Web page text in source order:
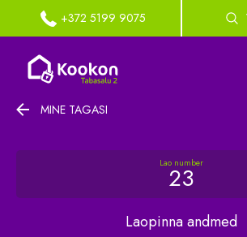
+372 5199 9075
MINE TAGASI
Lao number
23
Laopinna andmed